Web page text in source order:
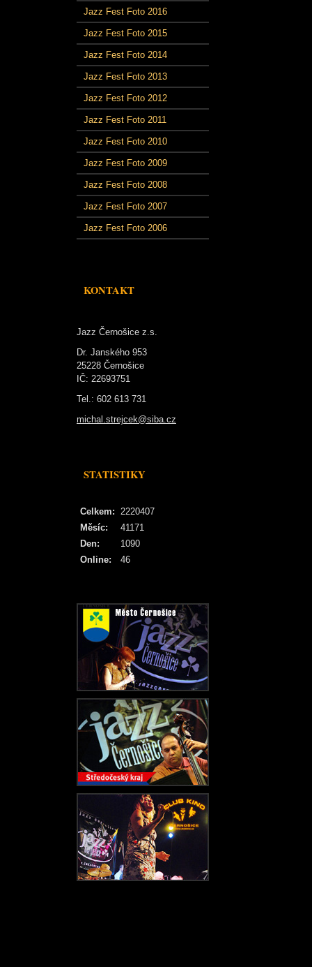
Jazz Fest Foto 2016
Jazz Fest Foto 2015
Jazz Fest Foto 2014
Jazz Fest Foto 2013
Jazz Fest Foto 2012
Jazz Fest Foto 2011
Jazz Fest Foto 2010
Jazz Fest Foto 2009
Jazz Fest Foto 2008
Jazz Fest Foto 2007
Jazz Fest Foto 2006
KONTAKT
Jazz Černošice z.s.
Dr. Janského 953
25228 Černošice
IČ: 22693751
Tel.: 602 613 731
michal.strejcek@siba.cz
STATISTIKY
Online: 46
Celkem: 2220407
Měsíc:
41171
Den:
1090